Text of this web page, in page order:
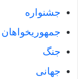
جشنواره
جمهوریخواهان
جنگ
جهانی